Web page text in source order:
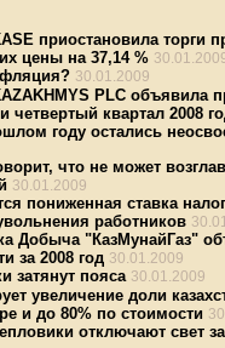
приостановила
цены на 37,14 %
30.01.2009
PLC объявила
четвертый квартал 2008
году остались
что не может
30.01.2009
пониженная ставка
работников
Добыча "КазМунайГаз"
за 2008 год 30.01.2009
затянут пояса 30.01.2009
увеличение доли
и до 80% по стоимости
отключают свет